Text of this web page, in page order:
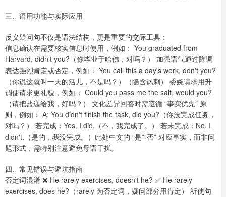
三、语用功能与实际应用
反义疑问句不仅是语法结构，更是重要的交际工具：
信息确认在需要核实信息时使用，例如： You graduated from
Harvard, didn't you?（你毕业于哈佛，对吗？） 加强语气通过降调
表达强烈肯定或否定，例如： You call this a day's work, don't you?
（你说这就叫一天的活儿，不是吗？）（隐含讽刺） 委婉请求用升
调使请求更礼貌，例如： Could you pass me the salt, would you?
（请把盐递给我，好吗？） 文化差异回答时需遵循 “事实优先” 原
则，例如： A: You didn't finish the task, did you?（你没完成任务，
对吗？） 若完成：Yes, I did.（不，我完成了。） 若未完成：No, I
didn't.（是的，我没完成。）此处中文的 “是”“否” 对应事实，而非问
题形式，需特别注意避免母语干扰。
四、常见错误与避坑指南
否定词混淆 ❌ He rarely exercises, doesn't he? ✅ He rarely
exercises, does he?（rarely 为否定词，疑问部分用肯定） 祈使句